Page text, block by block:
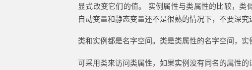
显式改变它们的值。 实例属性与类属性的比较，
自动变量和静态变量还不是很熟的情况下，不要深究
类和实例都是名字空间。类是类属性的名字空间，实
可采用类来访问类属性，如果实例没有同名的属性的